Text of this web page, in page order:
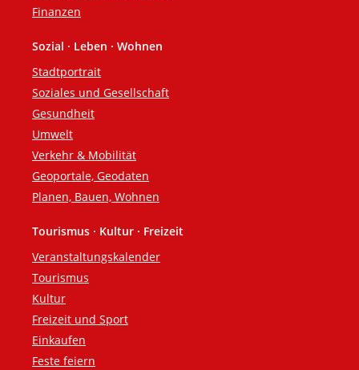
Finanzen
Sozial · Leben · Wohnen
Stadtportrait
Soziales und Gesellschaft
Gesundheit
Umwelt
Verkehr & Mobilität
Geoportale, Geodaten
Planen, Bauen, Wohnen
Tourismus · Kultur · Freizeit
Veranstaltungskalender
Tourismus
Kultur
Freizeit und Sport
Einkaufen
Feste feiern